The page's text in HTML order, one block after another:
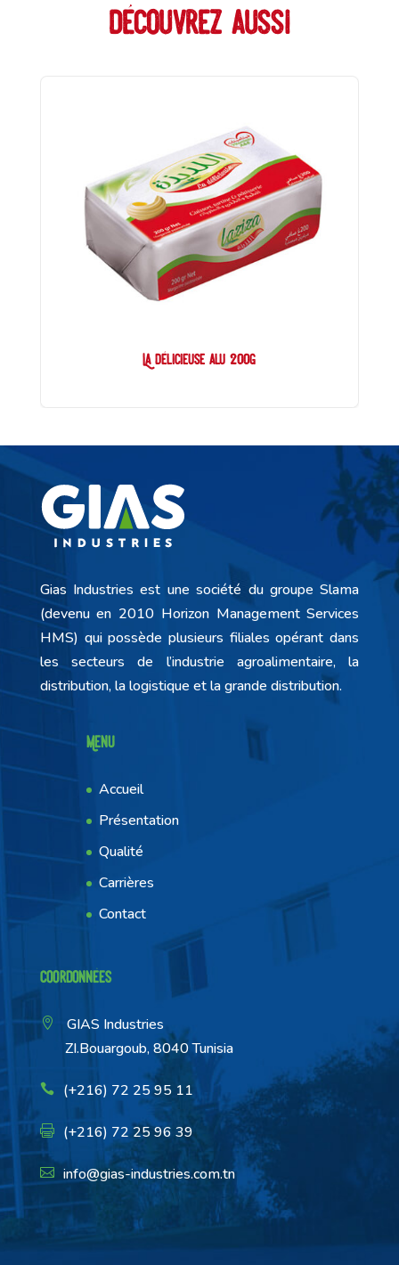
Découvrez aussi
La délicieuse alu 200g
Gias Industries est une société du groupe Slama
(devenu en 2010 Horizon Management Services
HMS) qui possède plusieurs filiales opérant dans
les secteurs de l’industrie agroalimentaire, la
distribution, la logistique et la grande distribution.
Menu
Accueil
Présentation
Qualité
Carrières
Contact
Coordonnées
GIAS Industries
ZI.Bouargoub, 8040 Tunisia
(+216) 72 25 95 11
(+216) 72 25 96 39
info@gias-industries.com.tn